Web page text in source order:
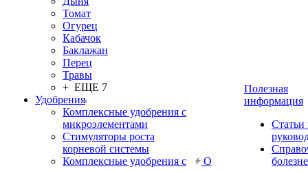
Томат
Огурец
Кабачок
Баклажан
Перец
Травы
+ ЕЩЕ 7
Удобрения
Комплексные удобрения с
микроэлементами
Стимуляторы роста
корневой системы
Комплексные удобрения с
О
Полезная
информация
Статьи